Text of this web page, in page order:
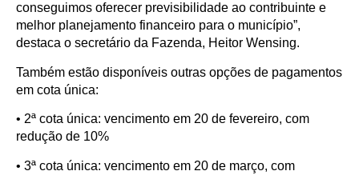
conseguimos oferecer previsibilidade ao contribuinte e
melhor planejamento financeiro para o município”,
destaca o secretário da Fazenda, Heitor Wensing.
Também estão disponíveis outras opções de pagamentos
em cota única:
• 2ª cota única: vencimento em 20 de fevereiro, com
redução de 10%
• 3ª cota única: vencimento em 20 de março, com